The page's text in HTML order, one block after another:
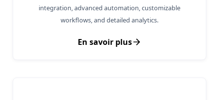
integration, advanced automation, customizable
workflows, and detailed analytics.
En savoir plus